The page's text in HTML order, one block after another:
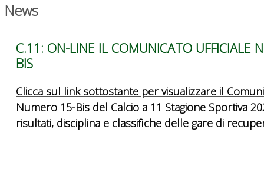
News
C.11: ON-LINE IL COMUNICATO UFFICIALE
BIS
Clicca sul link sottostante per visualizzare il
Numero 15-Bis del Calcio a 11 Stagione Sportiva
risultati, disciplina e classifiche delle gare di